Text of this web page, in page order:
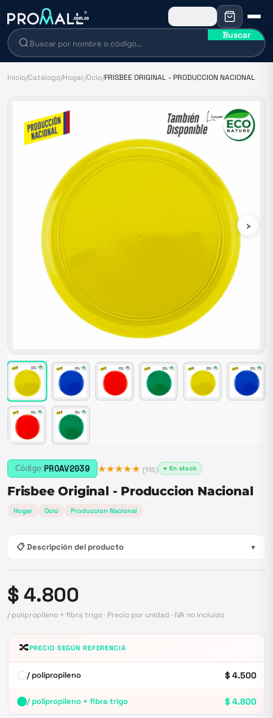
Buscar
Inicio/Catálogo/Hogar/Ocio/FRISBEE ORIGINAL - PRODUCCION NACIONAL
›
Código: PROAV2039 ★★★★★ (115) ● En stock
Frisbee Original - Produccion Nacional
Hogar Ocio Produccion Nacional
📋 Descripción del producto ▼
$ 4.800
/ polipropileno + fibra trigo · Precio por unidad · IVA no incluido
🔀PRECIO SEGÚN REFERENCIA
/ polipropileno $ 4.500
/ polipropileno + fibra trigo $ 4.800